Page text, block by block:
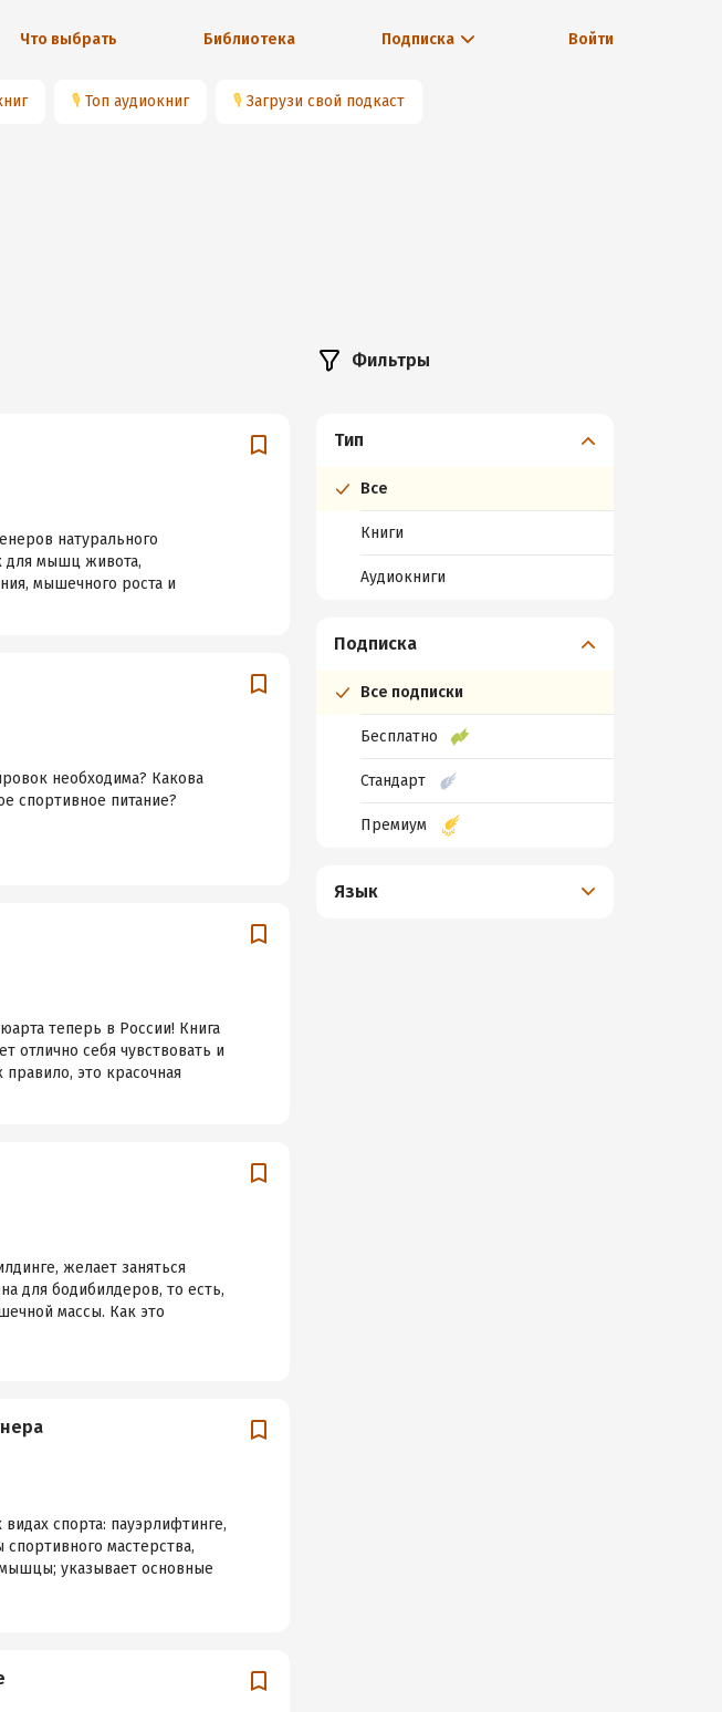
Что выбрать Библиотека Подписка Войти
🎙 Топ аудиокниг 🎙 Загрузи свой подкаст
натурального
для мышц живота,
мышечного роста и
необходима? Какова
спортивное питание?
теперь в России! Книга
отлично себя чувствовать и
это красочная
желает заняться
для бодибилдеров, то есть,
массы. Как это
спорта: пауэрлифтинге,
мастерства,
указывает основные
Фильтры
Тип
Все
Книги
Аудиокниги
Подписка
Все подписки
Бесплатно
Стандарт
Премиум
Язык